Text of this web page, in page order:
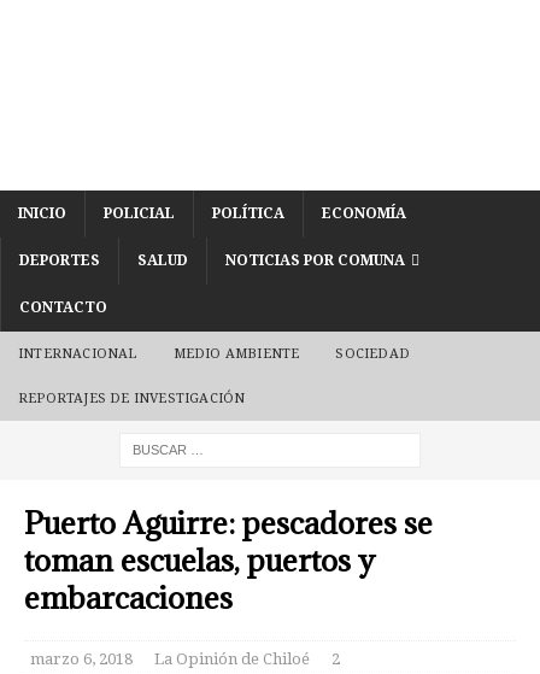
INICIO POLICIAL POLÍTICA ECONOMÍA
DEPORTES SALUD NOTICIAS POR COMUNA
CONTACTO
INTERNACIONAL MEDIO AMBIENTE SOCIEDAD
REPORTAJES DE INVESTIGACIÓN
Puerto Aguirre: pescadores se
toman escuelas, puertos y
embarcaciones
marzo 6, 2018 La Opinión de Chiloé 2